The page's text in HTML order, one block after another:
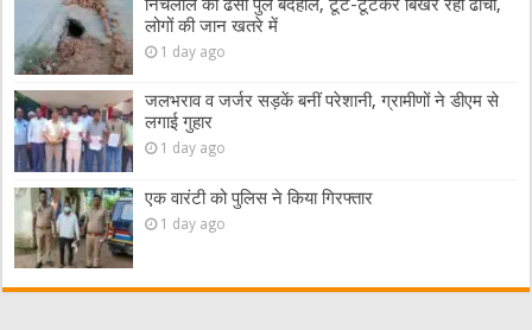
निचलौल का ढेसो पुल बदहाल, टूट-टूटकर बिखर रहा ढांचा,
लोगों की जान खतरे में
1 day ago
जलभराव व जर्जर सड़कें बनीं परेशानी, ग्रामीणों ने डीएम से
लगाई गुहार
1 day ago
एक वारंटी को पुलिस ने किया गिरफ्तार
1 day ago